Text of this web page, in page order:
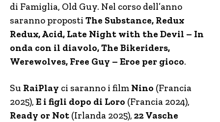
di Famiglia, Old Guy. Nel corso dell’anno
saranno proposti The Substance, Redux
Redux, Acid, Late Night with the Devil – In
onda con il diavolo, The Bikeriders,
Werewolves, Free Guy – Eroe per gioco.
Su RaiPlay ci saranno i film Nino (Francia
2025), E i figli dopo di Loro (Francia 2024),
Ready or Not (Irlanda 2025), 22 Vasche